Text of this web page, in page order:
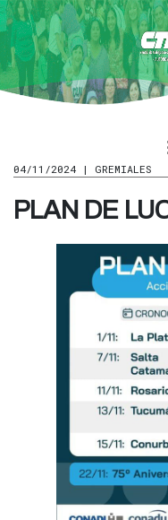
04/11/2024 | GREMIALES
PLAN DE